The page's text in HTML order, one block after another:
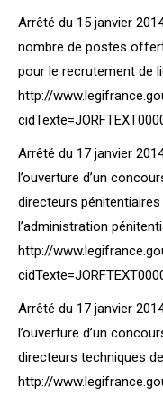
Arrêté du 15 janvier
nombre de postes
pour le recrutement de
http://
Arrêté du 17 janvier
l’ouverture d’un
directeurs
l’administration
http://
Arrêté du 17 janvier
l’ouverture d’un
directeurs techniques
http://